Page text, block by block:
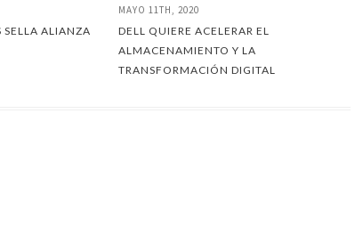
SELLA ALIANZA
MAYO 11TH, 2020
DELL QUIERE ACELERAR EL
ALMACENAMIENTO Y LA
TRANSFORMACIÓN DIGITAL